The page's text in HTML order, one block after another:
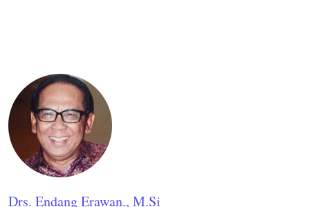
Drs. Endang Erawan., M.Si